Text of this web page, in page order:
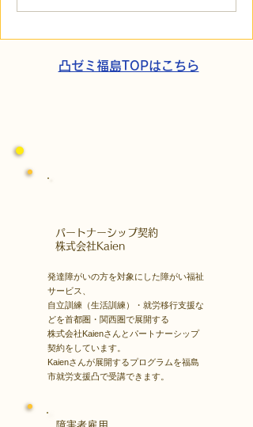
見誤っていませんか？二
凸ゼミ福島TOPはこちら
​パートナーシップ契約
​株式会社Kaien
発達障がいの方を対象にした障がい福祉
サービス、
自立訓練（生活訓練）・就労移行支援な
どを首都圏・関西圏で展開する
株式会社Kaienさんとパートナーシップ
契約をしています。
Kaienさんが展開するプログラムを福島
市就労支援凸で受講できます。